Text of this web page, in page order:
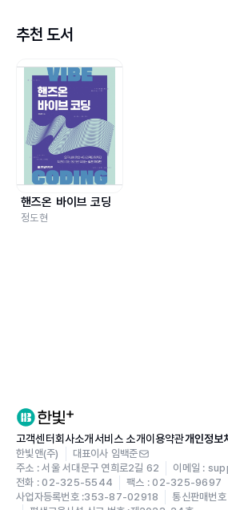
추천 도서
핸즈온 바이브 코딩
정도현
고객센터회사소개서비스 소개이용약관개인정보
한빛앤(주)
대표이사 임백준
주소 : 서울 서대문구 연희로2길 62
이메일 :
전화 : 02-325-5544
팩스 : 02-325-9697
사업자등록번호 :353-87-02918 통신판매번호